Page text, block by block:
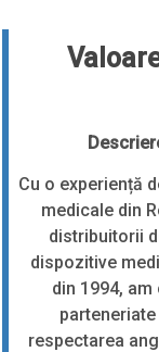
Cu o experiență
medicale din
distribuitorii
dispozitive
din 1994,
respectarea